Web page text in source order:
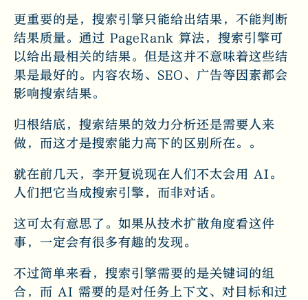
更重要的是，搜索引擎只能给出结果，不能判断
结果质量。通过 PageRank 算法，搜索引擎可
以给出最相关的结果。但是这并不意味着这些结
果是最好的。内容农场、SEO、广告等因素都会
影响搜索结果。
归根结底，搜索结果的效力分析还是需要人来
做，而这才是搜索能力高下的区别所在。。
就在前几天，李开复说现在人们不太会用 AI。
人们把它当成搜索引擎，而非对话。
这可太有意思了。如果从技术扩散角度看这件
事，一定会有很多有趣的发现。
不过简单来看，搜索引擎需要的是关键词的组
合，而 AI 需要的是对任务上下文、对目标和过